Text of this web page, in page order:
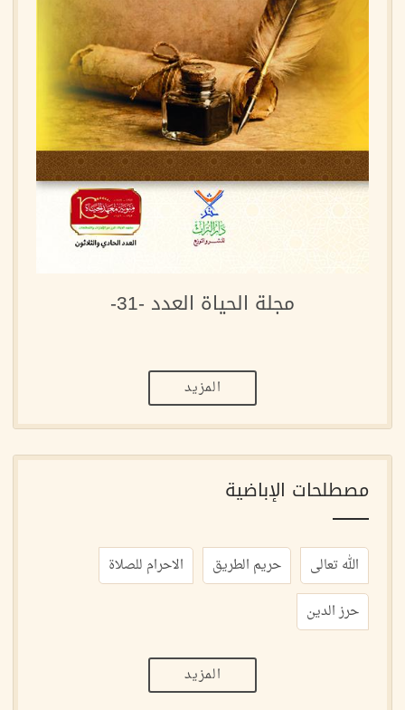
مجلة الحياة العدد -31-
المزيد
مصطلحات الإباضية
الله تعالى حريم الطريق
الاحرام للصلاة
حرز الدين
المزيد